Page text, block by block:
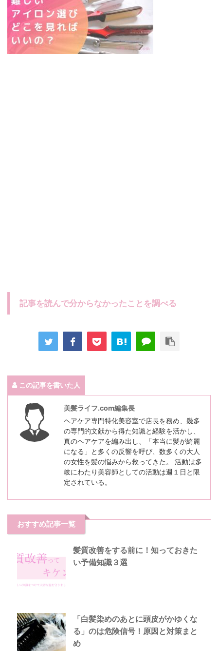
記事を読んで分からなかったことを調べる
この記事を書いた人
美髪ライフ.com編集長
ヘアケア専門特化美容室で店長を務め、幾多
の専門的文献から得た知識と経験を活かし、
真のヘアケアを編み出し、「本当に髪が綺麗
になる」と多くの反響を呼び、数多くの大人
の女性を髪の悩みから救ってきた。 活動は多
岐にわたり美容師としての活動は週１日と限
定されている。
おすすめ記事一覧
髪質改善をする前に！知っておきた
い予備知識３選
「白髪染めのあとに頭皮がかゆくな
る」のは危険信号！原因と対策まと
め